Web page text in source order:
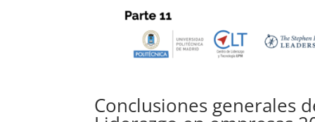
Conclusiones generales